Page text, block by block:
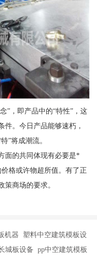
”，即产品中的“特性”，这
件。今日产品能够速朽，
”将成潮流。
面的共同体现有必要是*
格或许物超所值。有了正
商场的要求。
机器 塑料中空建筑模板设
板设备 pp中空建筑模板